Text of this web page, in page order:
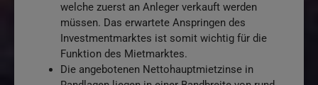
welche zuerst an Anleger verkauft werden
müssen. Das erwartete Anspringen des
Investmentmarktes ist somit wichtig für die
Funktion des Mietmarktes.
Die angebotenen Nettohauptmietzinse in